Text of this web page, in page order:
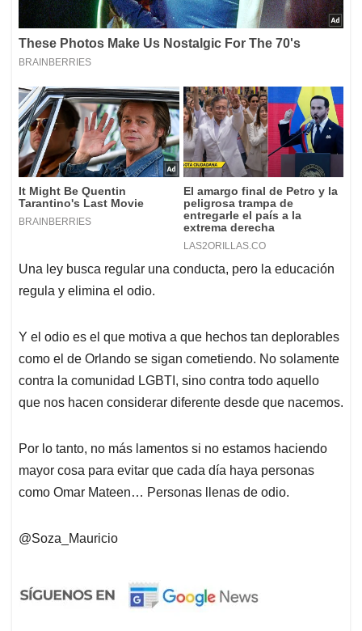
Una ley busca regular una conducta, pero la educación
regula y elimina el odio.
Y el odio es el que motiva a que hechos tan deplorables
como el de Orlando se sigan cometiendo. No solamente
contra la comunidad LGBTI, sino contra todo aquello
que nos hacen considerar diferente desde que nacemos.
Por lo tanto, no más lamentos si no estamos haciendo
mayor cosa para evitar que cada día haya personas
como Omar Mateen… Personas llenas de odio.
@Soza_Mauricio